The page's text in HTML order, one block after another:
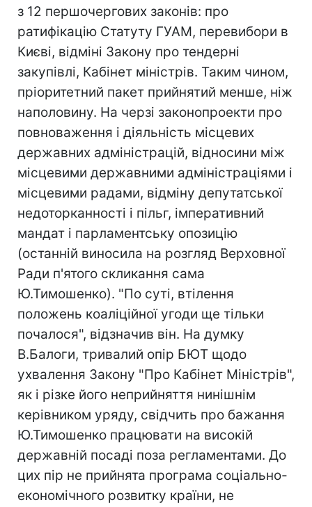
з 12 першочергових законів: про
ратифікацію Статуту ГУАМ, перевибори в
Києві, відміні Закону про тендерні
закупівлі, Кабінет міністрів. Таким чином,
пріоритетний пакет прийнятий менше, ніж
наполовину. На черзі законопроекти про
повноваження і діяльність місцевих
державних адміністрацій, відносини між
місцевими державними адміністраціями і
місцевими радами, відміну депутатської
недоторканності і пільг, імперативний
мандат і парламентську опозицію
(останній виносила на розгляд Верховної
Ради п'ятого скликання сама
Ю.Тимошенко). "По суті, втілення
положень коаліційної угоди ще тільки
почалося", відзначив він. На думку
В.Балоги, тривалий опір БЮТ щодо
ухвалення Закону "Про Кабінет Міністрів",
як і різке його неприйняття нинішнім
керівником уряду, свідчить про бажання
Ю.Тимошенко працювати на високій
державній посаді поза регламентами. До
цих пір не прийнята програма соціально-
економічного розвитку країни, не